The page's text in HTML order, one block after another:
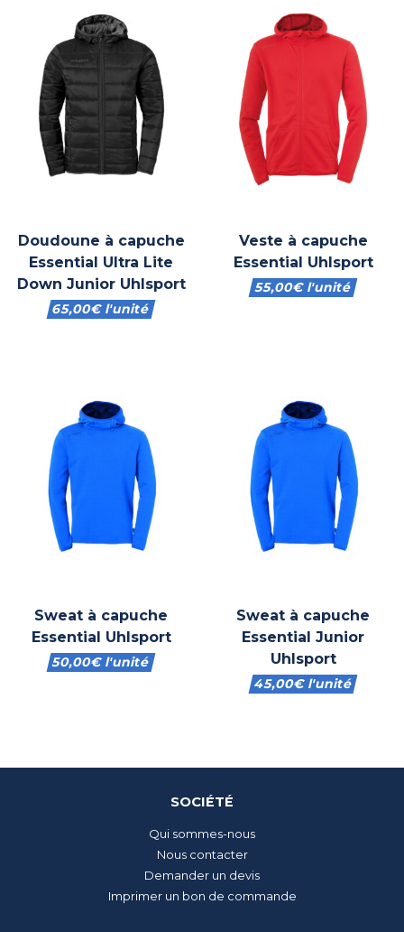
Doudoune à capuche
Essential Ultra Lite
Down Junior Uhlsport
65,00€l'unité
Veste à capuche
Essential Uhlsport
55,00€l'unité
Sweat à capuche
Essential Uhlsport
50,00€l'unité
Sweat à capuche
Essential Junior
Uhlsport
45,00€l'unité
SOCIÉTÉ
Qui sommes-nous
Nous contacter
Demander un devis
Imprimer un bon de commande